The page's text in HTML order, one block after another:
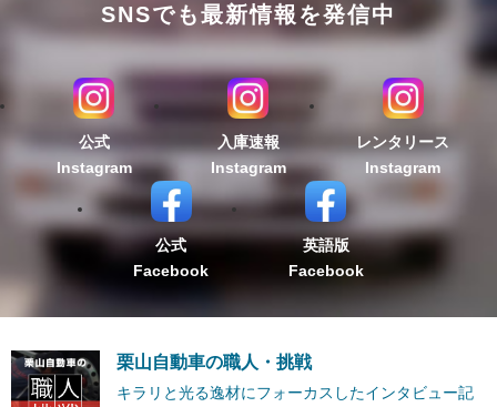
SNSでも最新情報を発信中
公式
Instagram
入庫速報
Instagram
レンタリース
Instagram
公式
Facebook
英語版
Facebook
栗山自動車の職人・挑戦
キラリと光る逸材にフォーカスしたインタビュー記